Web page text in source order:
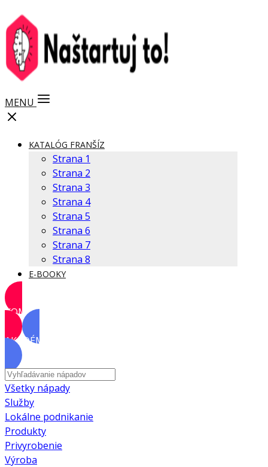
MENU
KATALÓG FRANŠÍZ
Strana 1
Strana 2
Strana 3
Strana 4
Strana 5
Strana 6
Strana 7
Strana 8
E-BOOKY
KOMUNITA
AKADÉMIA
Všetky nápady
Služby
Lokálne podnikanie
Produkty
Privyrobenie
Výroba